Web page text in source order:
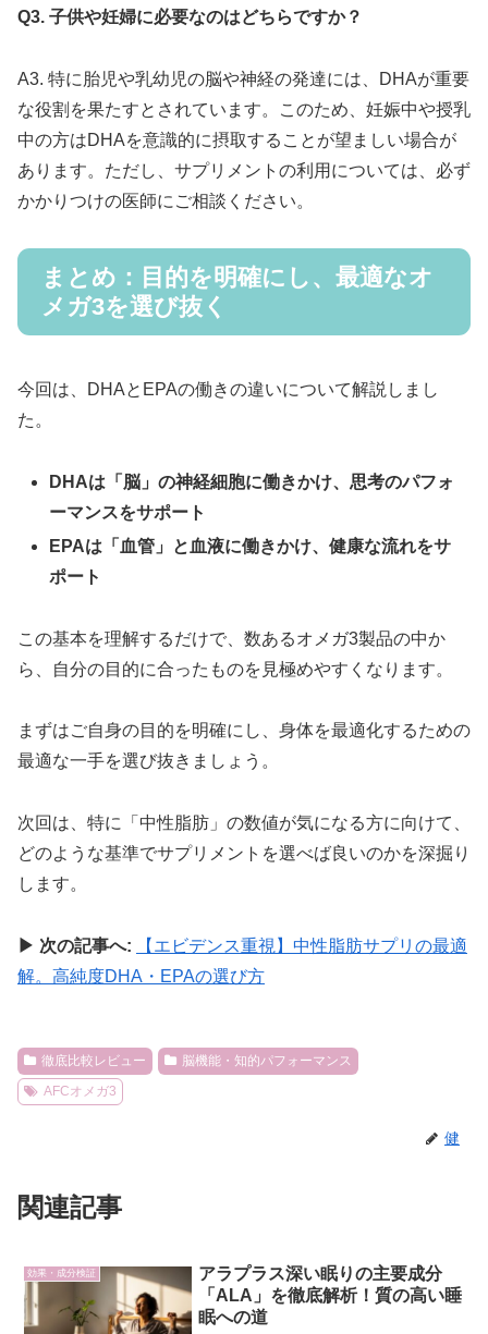
Q3. 子供や妊婦に必要なのはどちらですか？
A3. 特に胎児や乳幼児の脳や神経の発達には、DHAが重要
な役割を果たすとされています。このため、妊娠中や授乳
中の方はDHAを意識的に摂取することが望ましい場合が
あります。ただし、サプリメントの利用については、必ず
かかりつけの医師にご相談ください。
まとめ：目的を明確にし、最適なオ
メガ3を選び抜く
今回は、DHAとEPAの働きの違いについて解説しまし
た。
DHAは「脳」の神経細胞に働きかけ、思考のパフォ
ーマンスをサポート
EPAは「血管」と血液に働きかけ、健康な流れをサ
ポート
この基本を理解するだけで、数あるオメガ3製品の中か
ら、自分の目的に合ったものを見極めやすくなります。
まずはご自身の目的を明確にし、身体を最適化するための
最適な一手を選び抜きましょう。
次回は、特に「中性脂肪」の数値が気になる方に向けて、
どのような基準でサプリメントを選べば良いのかを深掘り
します。
▶︎ 次の記事へ:
【エビデンス重視】中性脂肪サプリの最適
解。高純度DHA・EPAの選び方
徹底比較レビュー
脳機能・知的パフォーマンス
AFCオメガ3
健
関連記事
効果・成分検証
アラプラス深い眠りの主要成分
「ALA」を徹底解析！質の高い睡
眠への道